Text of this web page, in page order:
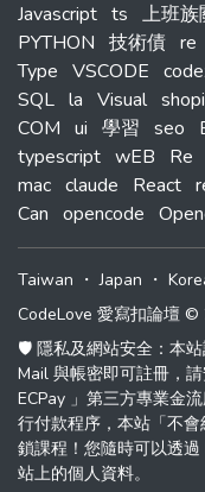
Javascript ts 上班族
PYTHON 技術債 re
Type VSCODE
SQL la Visual
COM ui 學習 seo
typescript wEB Re
mac claude React
Can opencode
Taiwan ・Japan ・
CodeLove 愛寫扣論壇 ©
🛡️ 隱私及網站安全：本
Mail 與帳密即可註冊，
ECPay 」第三方專業金
行付款程序，本站「不
鎖課程！您隨時可以透
站上的個人資料。